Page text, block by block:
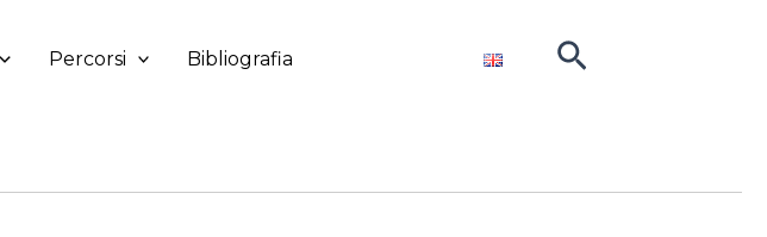
Percorsi Bibliografia Cerca